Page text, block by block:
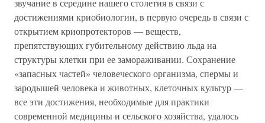
звучание в середине нашего столетия в связи с
достижениями криобиологии, в первую очередь в связи с
открытием криопротекторов — веществ,
препятствующих губительному действию льда на
структуры клетки при ее замораживании. Сохранение
«запасных частей» человеческого организма, спермы и
зародышей человека и животных, клеточных культур —
все эти достижения, необходимые для практики
современной медицины и сельского хозяйства, удалось